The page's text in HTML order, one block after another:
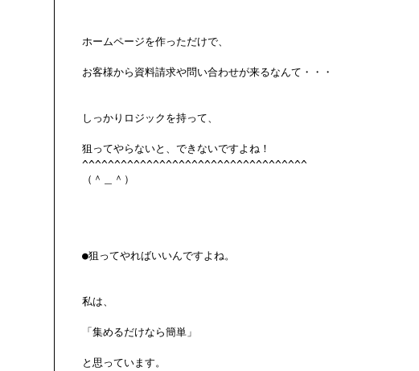
ホームページを作っただけで、
お客様から資料請求や問い合わせが来るなんて・・・
しっかりロジックを持って、
狙ってやらないと、できないですよね！
^^^^^^^^^^^^^^^^^^^^^^^^^^^^^^^^^^^
（＾＿＾）
●狙ってやればいいんですよね。
私は、
「集めるだけなら簡単」
と思っています。